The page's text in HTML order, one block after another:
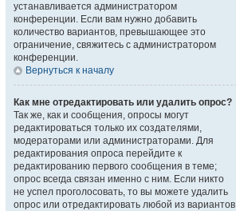
устанавливается администратором
конференции. Если вам нужно добавить
количество вариантов, превышающее это
ограничение, свяжитесь с администратором
конференции.
Вернуться к началу
Как мне отредактировать или удалить опрос?
Так же, как и сообщения, опросы могут
редактироваться только их создателями,
модераторами или администраторами. Для
редактирования опроса перейдите к
редактированию первого сообщения в теме;
опрос всегда связан именно с ним. Если никто
не успел проголосовать, то вы можете удалить
опрос или отредактировать любой из вариантов